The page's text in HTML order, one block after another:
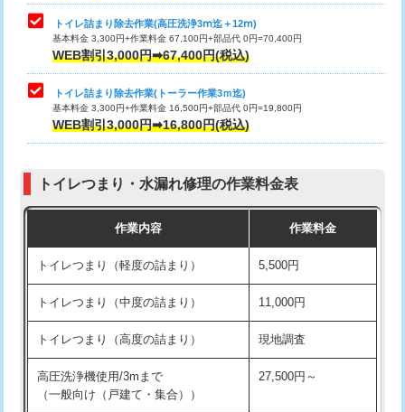
トイレ詰まり除去作業(高圧洗浄3ⅿ迄＋12ⅿ)
基本料金 3,300円+作業料金 67,100円+部品代 0円=70,400円
WEB割引3,000円➡67,400円(税込)
トイレ詰まり除去作業(トーラー作業3ｍ迄)
基本料金 3,300円+作業料金 16,500円+部品代 0円=19,800円
WEB割引3,000円➡16,800円(税込)
トイレつまり・水漏れ修理の作業料金表
作業内容 作業料金
トイレつまり（軽度の詰まり） 5,500円
トイレつまり（中度の詰まり） 11,000円
トイレつまり（高度の詰まり） 現地調査
高圧洗浄機使用/3mまで
（一般向け（戸建て・集合））
27,500円～